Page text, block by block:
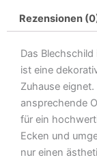
Gnade
Gottes
Deko
Blechschild
Menge
Rezensionen
Das
ist eine
Zuhause
ansprechende
für ein
Ecken und
nur einen